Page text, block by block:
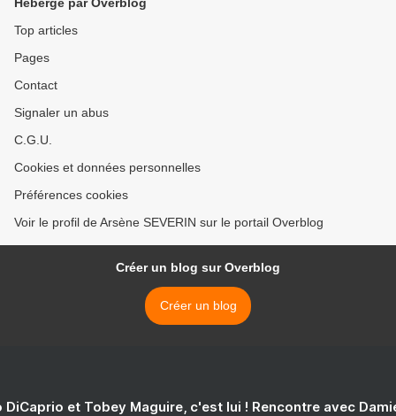
Top articles
Pages
Contact
Signaler un abus
C.G.U.
Cookies et données personnelles
Préférences cookies
Voir le profil de Arsène SEVERIN sur le portail Overblog
Créer un blog sur Overblog
Créer un blog
DiCaprio et Tobey Maguire, c'est lui ! Rencontre avec